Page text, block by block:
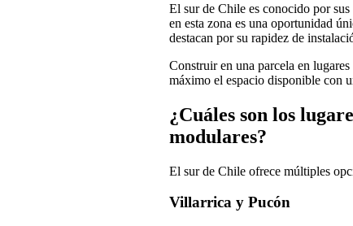
El sur de Chile es conocido por
en esta zona es una oportunidad
destacan por su rapidez de
Construir en una parcela en
máximo el espacio disponible con
¿Cuáles son los
modulares?
El sur de Chile ofrece múltiples
Villarrica y Pucón